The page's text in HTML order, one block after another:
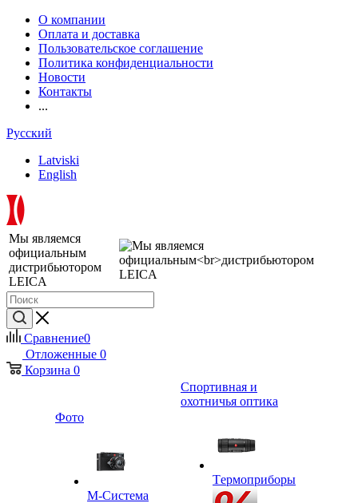
О компании
Оплата и доставка
Пользовательское соглашение
Политика конфиденциальности
Новости
Контакты
...
Русский
Latviski
English
Мы являемся
официальным
дистрибьютором
LEICA
Сравнение0
Отложенные 0
Корзина 0
Фото
M-Система
Спортивная и
охотничья оптика
Tермоприборы